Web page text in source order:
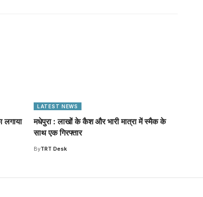
लगाया
LATEST NEWS
मधेपुरा : लाखों के कैश और भारी मात्रा में स्मैक के
साथ एक गिरफ्तार
ByTRT Desk